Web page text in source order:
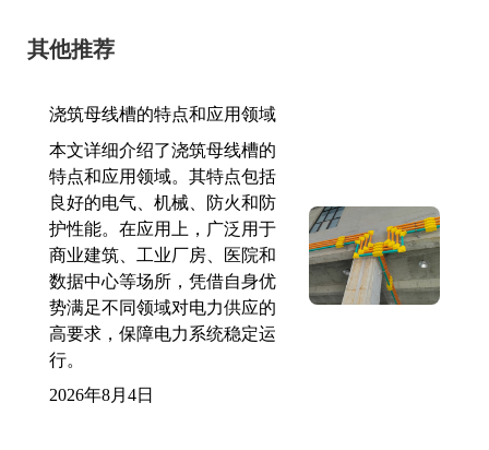
其他推荐
浇筑母线槽的特点和应用领域
本文详细介绍了浇筑母线槽的
特点和应用领域。其特点包括
良好的电气、机械、防火和防
护性能。在应用上，广泛用于
商业建筑、工业厂房、医院和
数据中心等场所，凭借自身优
势满足不同领域对电力供应的
高要求，保障电力系统稳定运
行。
2026年8月4日